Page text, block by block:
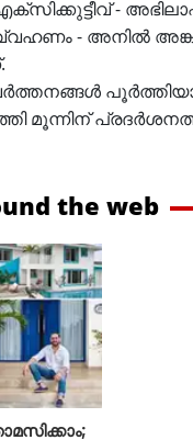
-
- അനിൽ
മൂന്നിന്
the web